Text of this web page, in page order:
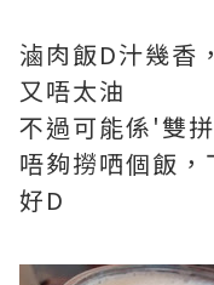
滷肉飯D汁幾香
又唔太油
不過可能係'雙
唔夠撈哂個飯
好D